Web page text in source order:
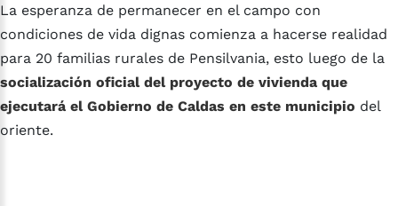
La esperanza de permanecer en el campo con
condiciones de vida dignas comienza a hacerse realidad
para 20 familias rurales de Pensilvania, esto luego de la
socialización oficial del proyecto de vivienda que
ejecutará el Gobierno de Caldas en este municipio del
oriente.